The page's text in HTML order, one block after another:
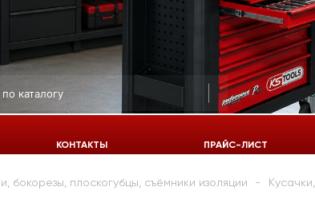
КОНТАКТЫ ПРАЙС-ЛИСТ
бокорезы, плоскогубцы, съёмники изоляции